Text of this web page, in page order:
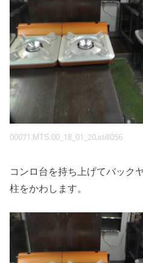
00071.MTS.00_18_01_20.still056
コンロ台を持ち上げてバック
柱をかわします。